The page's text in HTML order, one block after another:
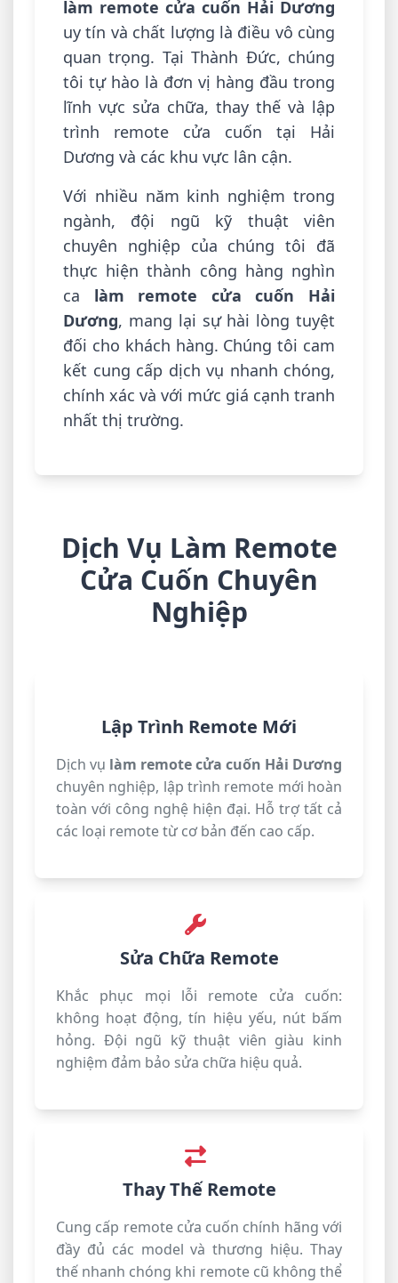
làm remote cửa cuốn Hải Dương
uy tín và chất lượng là điều vô cùng
quan trọng. Tại Thành Đức, chúng
tôi tự hào là đơn vị hàng đầu trong
lĩnh vực sửa chữa, thay thế và lập
trình remote cửa cuốn tại Hải
Dương và các khu vực lân cận.
Với nhiều năm kinh nghiệm trong
ngành, đội ngũ kỹ thuật viên
chuyên nghiệp của chúng tôi đã
thực hiện thành công hàng nghìn
ca làm remote cửa cuốn Hải
Dương, mang lại sự hài lòng tuyệt
đối cho khách hàng. Chúng tôi cam
kết cung cấp dịch vụ nhanh chóng,
chính xác và với mức giá cạnh tranh
nhất thị trường.
Dịch Vụ Làm Remote
Cửa Cuốn Chuyên
Nghiệp
Lập Trình Remote Mới
Dịch vụ làm remote cửa cuốn Hải Dương
chuyên nghiệp, lập trình remote mới hoàn
toàn với công nghệ hiện đại. Hỗ trợ tất cả
các loại remote từ cơ bản đến cao cấp.
Sửa Chữa Remote
Khắc phục mọi lỗi remote cửa cuốn:
không hoạt động, tín hiệu yếu, nút bấm
hỏng. Đội ngũ kỹ thuật viên giàu kinh
nghiệm đảm bảo sửa chữa hiệu quả.
Thay Thế Remote
Cung cấp remote cửa cuốn chính hãng với
đầy đủ các model và thương hiệu. Thay
thế nhanh chóng khi remote cũ không thể